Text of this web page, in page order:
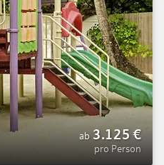
ab 3.125€
pro Person